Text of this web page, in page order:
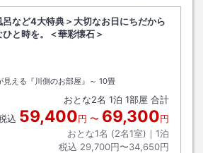
呂など4大特典＞大切なお日にちだから
ひと時を。＜華彩懐石＞
アウト
える『川側のお部屋』～ 10畳
おとな2名 1泊 1部屋 合計
込 59,400円 〜 69,300円
おとな1名 (2名1室)｜ 1泊
税込 29,700円〜34,650円